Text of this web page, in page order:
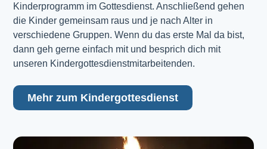
Kinderprogramm im Gottesdienst. Anschließend gehen
die Kinder gemeinsam raus und je nach Alter in
verschiedene Gruppen. Wenn du das erste Mal da bist,
dann geh gerne einfach mit und besprich dich mit
unseren Kindergottesdienstmitarbeitenden.
Mehr zum Kindergottesdienst